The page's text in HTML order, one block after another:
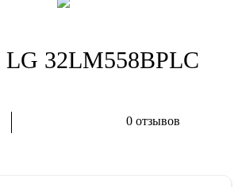
LG 32LM558BPLC
0 отзывов